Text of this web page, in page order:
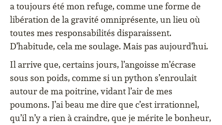
a toujours été mon refuge, comme une forme de
libération de la gravité omniprésente, un lieu où
toutes mes responsabilités disparaissent.
D’habitude, cela me soulage. Mais pas aujourd’hui.
Il arrive que, certains jours, l’angoisse m’écrase
sous son poids, comme si un python s’enroulait
autour de ma poitrine, vidant l’air de mes
poumons. J’ai beau me dire que c’est irrationnel,
qu’il n’y a rien à craindre, que je mérite le bonheur,